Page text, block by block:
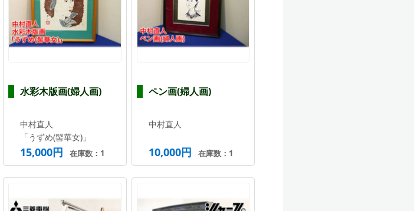
水彩木版画(婦人画)
中村直人
「うずめ(髻華女)」
15,000円 在庫数：1
ペン画(婦人画)
中村直人
10,000円 在庫数：1